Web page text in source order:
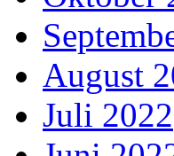
August
Juli 2022